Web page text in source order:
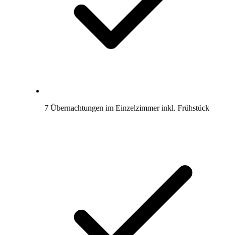
7 Übernachtungen im Einzelzimmer inkl. Frühstück